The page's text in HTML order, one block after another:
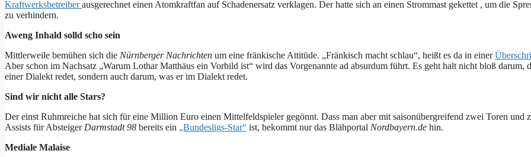
Kraftwerksbetreiberausgerechnet einen Atomkraftfan auf Schadenersatz verklagen. Der hatte sich an einen Strommast gekettet , um die
zu verhindern.
Aweng Inhald solld scho sein
Mittlerweile bemühen sich die Nürnberger Nachrichten um eine fränkische Attitüde. „Fränkisch macht schlau“, heißt es da in einer
Aber schon im Nachsatz „Warum Lothar Matthäus ein Vorbild ist“ wird das Vorgenannte ad absurdum führt. Es geht halt nicht bloß darum,
einer Dialekt redet, sondern auch darum, was er im Dialekt redet.
Sind wir nicht alle Stars?
Der einst Ruhmreiche hat sich für eine Million Euro einen Mittelfeldspieler gegönnt. Dass man aber mit saisonübergreifend zwei Toren und
Assists für AbsteigerDarmstadt 98 bereits ein „Bundesligs-Star“ ist, bekommt nur das Blähportal Nordbayern.de hin.
Mediale Malaise